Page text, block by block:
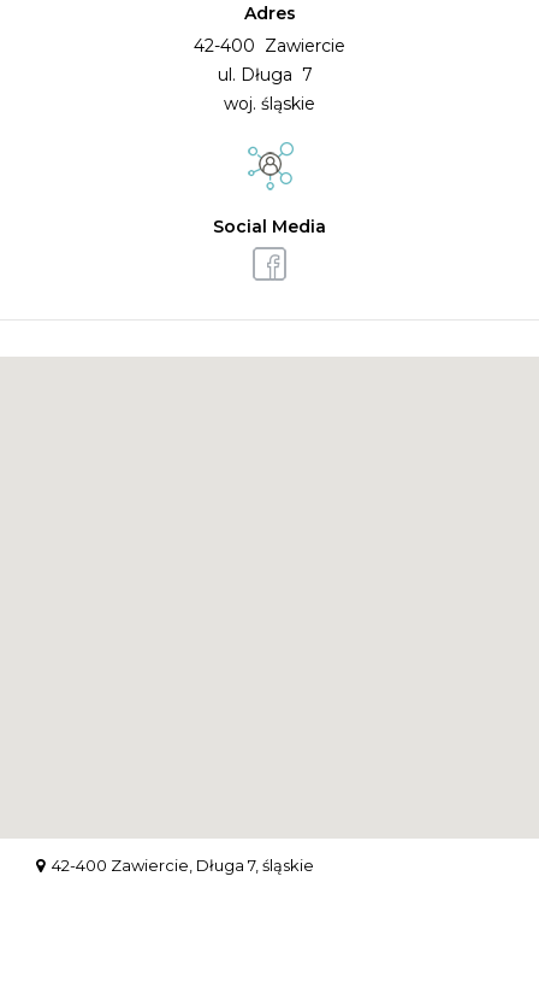
Adres
42-400 Zawiercie
ul. Długa 7
woj. śląskie
Social Media
42-400 Zawiercie, Długa 7, śląskie